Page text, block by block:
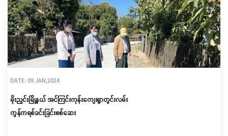
DATE: 09 JAN,2024
မိုးညှင်းမြို့နယ် အင်ကြင်းကုန်းကျေးရွာတွင်းလမ်း
ကွန်ကရစ်ခင်းခြင်းစစ်ဆေး